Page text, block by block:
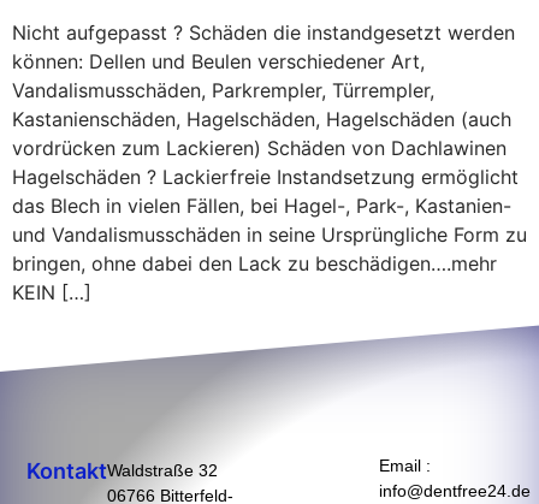
Nicht aufgepasst ? Schäden die instandgesetzt werden
können: Dellen und Beulen verschiedener Art,
Vandalismusschäden, Parkrempler, Türrempler,
Kastanienschäden, Hagelschäden, Hagelschäden (auch
vordrücken zum Lackieren) Schäden von Dachlawinen
Hagelschäden ? Lackierfreie Instandsetzung ermöglicht
das Blech in vielen Fällen, bei Hagel-, Park-, Kastanien-
und Vandalismusschäden in seine Ursprüngliche Form zu
bringen, ohne dabei den Lack zu beschädigen….mehr
KEIN […]
KontaktWaldstraße 32
06766 Bitterfeld-
Email :
info@dentfree24.de